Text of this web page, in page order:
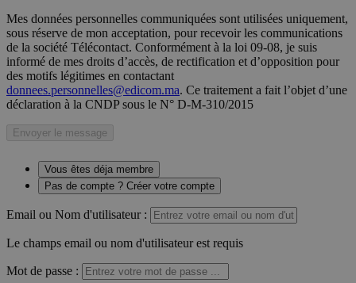
Mes données personnelles communiquées sont utilisées uniquement,
sous réserve de mon acceptation, pour recevoir les communications
de la société Télécontact. Conformément à la loi 09-08, je suis
informé de mes droits d’accès, de rectification et d’opposition pour
des motifs légitimes en contactant
donnees.personnelles@edicom.ma. Ce traitement a fait l’objet d’une
déclaration à la CNDP sous le N° D-M-310/2015
Envoyer le message
Vous êtes déja membre
Pas de compte ? Créer votre compte
Email ou Nom d'utilisateur :
Le champs email ou nom d'utilisateur est requis
Mot de passe :